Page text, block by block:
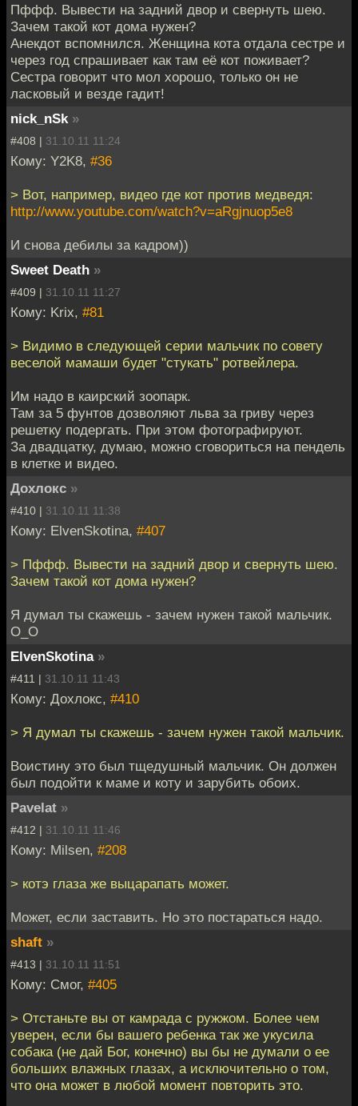
Пффф. Вывести на задний двор и свернуть шею.
Зачем такой кот дома нужен?
Анекдот вспомнился. Женщина кота отдала сестре и
через год спрашивает как там её кот поживает?
Сестра говорит что мол хорошо, только он не
ласковый и везде гадит!
nick_nSk »
#408 | 31.10.11 11:24
Кому: Y2K8, #36
> Вот, например, видео где кот против медведя:
http://www.youtube.com/watch?v=aRgjnuop5e8
И снова дебилы за кадром))
Sweet Death »
#409 | 31.10.11 11:27
Кому: Krix, #81
> Видимо в следующей серии мальчик по совету
веселой мамаши будет "стукать" ротвейлера.
Им надо в каирский зоопарк.
Там за 5 фунтов дозволяют льва за гриву через
решетку подергать. При этом фотографируют.
За двадцатку, думаю, можно сговориться на пендель
в клетке и видео.
Дохлокс »
#410 | 31.10.11 11:38
Кому: ElvenSkotina, #407
> Пффф. Вывести на задний двор и свернуть шею.
Зачем такой кот дома нужен?
Я думал ты скажешь - зачем нужен такой мальчик.
О_О
ElvenSkotina »
#411 | 31.10.11 11:43
Кому: Дохлокс, #410
> Я думал ты скажешь - зачем нужен такой мальчик.
Воистину это был тщедушный мальчик. Он должен
был подойти к маме и коту и зарубить обоих.
Pavelat »
#412 | 31.10.11 11:46
Кому: Milsen, #208
> котэ глаза же выцарапать может.
Может, если заставить. Но это постараться надо.
shaft »
#413 | 31.10.11 11:51
Кому: Смог, #405
> Отстаньте вы от камрада с ружжом. Более чем
уверен, если бы вашего ребенка так же укусила
собака (не дай Бог, конечно) вы бы не думали о ее
больших влажных глазах, а исключительно о том,
что она может в любой момент повторить это.